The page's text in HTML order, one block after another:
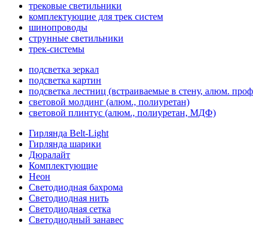
трековые светильники
комплектующие для трек систем
шинопроводы
струнные светильники
трек-системы
подсветка зеркал
подсветка картин
подсветка лестниц (встраиваемые в стену, алюм.
световой молдинг (алюм., полиуретан)
световой плинтус (алюм., полиуретан, МДФ)
Гирлянда Belt-Light
Гирлянда шарики
Дюралайт
Комплектующие
Неон
Светодиодная бахрома
Светодиодная нить
Светодиодная сетка
Светодиодный занавес